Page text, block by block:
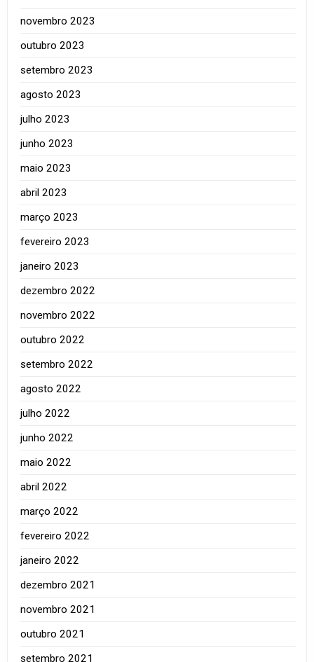
novembro 2023
outubro 2023
setembro 2023
agosto 2023
julho 2023
junho 2023
maio 2023
abril 2023
março 2023
fevereiro 2023
janeiro 2023
dezembro 2022
novembro 2022
outubro 2022
setembro 2022
agosto 2022
julho 2022
junho 2022
maio 2022
abril 2022
março 2022
fevereiro 2022
janeiro 2022
dezembro 2021
novembro 2021
outubro 2021
setembro 2021